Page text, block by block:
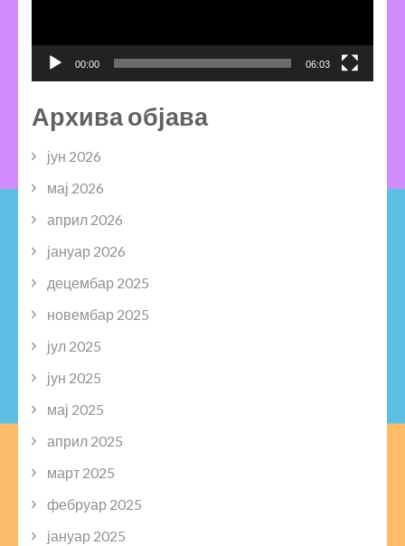
00:00 06:03
Архива објава
јун 2026
мај 2026
април 2026
јануар 2026
децембар 2025
новембар 2025
јул 2025
јун 2025
мај 2025
април 2025
март 2025
фебруар 2025
јануар 2025